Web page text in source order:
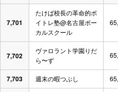
7,701
たけば校長の革命的ボ
イトレ塾@名古屋ボー
カルスクール
7,702
ヴァロラント学園りだ
ら〜ず
7,703 週末の暇つぶし